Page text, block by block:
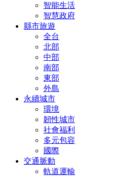
智能生活
智慧政府
縣市旅遊
全台
北部
中部
南部
東部
外島
永續城市
環境
韌性城市
社會福利
多元包容
國際
交通脈動
軌道運輸